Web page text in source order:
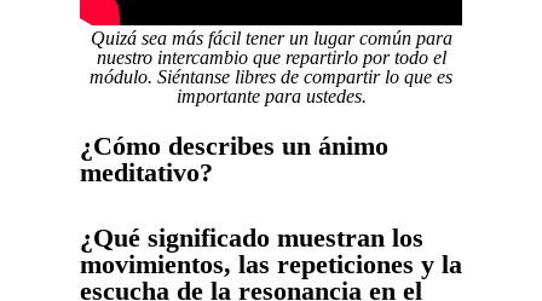
Quizá sea más fácil tener un lugar común para
nuestro intercambio que repartirlo por todo el
módulo. Siéntanse libres de compartir lo que es
importante para ustedes.
¿Cómo describes un ánimo
meditativo?
¿Qué significado muestran los
movimientos, las repeticiones y la
escucha de la resonancia en el